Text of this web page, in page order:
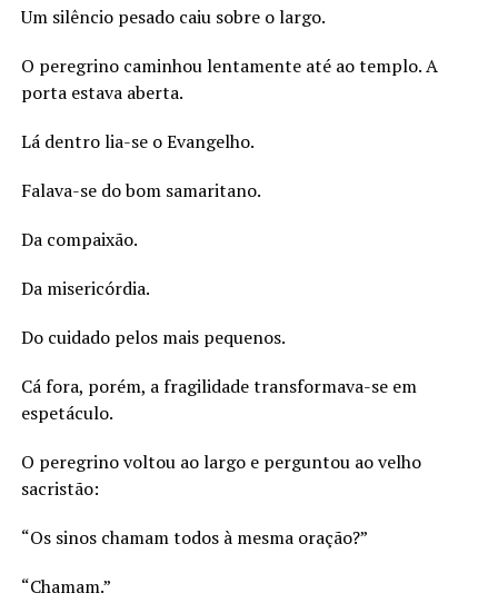
Um silêncio pesado caiu sobre o largo.
O peregrino caminhou lentamente até ao templo. A
porta estava aberta.
Lá dentro lia-se o Evangelho.
Falava-se do bom samaritano.
Da compaixão.
Da misericórdia.
Do cuidado pelos mais pequenos.
Cá fora, porém, a fragilidade transformava-se em
espetáculo.
O peregrino voltou ao largo e perguntou ao velho
sacristão:
“Os sinos chamam todos à mesma oração?”
“Chamam.”